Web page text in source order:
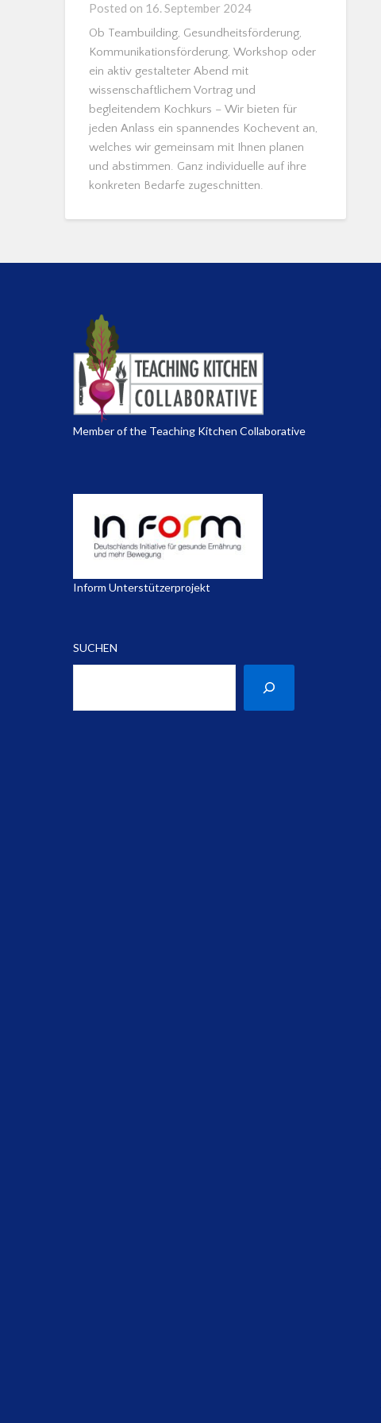
Posted on 16. September 2024
Ob Teambuilding, Gesundheitsförderung,
Kommunikationsförderung, Workshop oder
ein aktiv gestalteter Abend mit
wissenschaftlichem Vortrag und
begleitendem Kochkurs – Wir bieten für
jeden Anlass ein spannendes Kochevent an,
welches wir gemeinsam mit Ihnen planen
und abstimmen. Ganz individuelle auf ihre
konkreten Bedarfe zugeschnitten.
Member of the Teaching Kitchen Collaborative
Inform Unterstützerprojekt
SUCHEN